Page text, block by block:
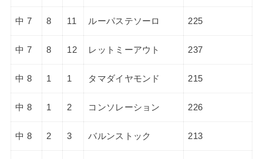
中 7 8 11 ルーパステソーロ 225
中 7 8 12 レットミーアウト 237
中 8 1 1 タマダイヤモンド 215
中 8 1 2 コンソレーション 226
中 8 2 3 バルンストック 213